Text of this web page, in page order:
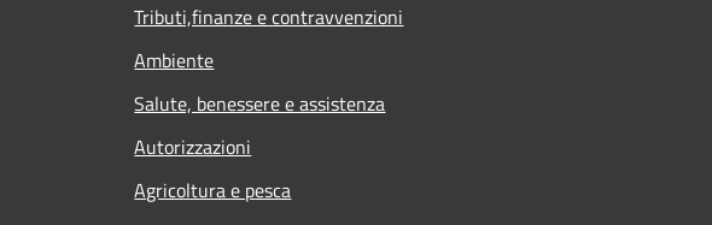
Tributi,finanze e contravvenzioni
Ambiente
Salute, benessere e assistenza
Autorizzazioni
Agricoltura e pesca